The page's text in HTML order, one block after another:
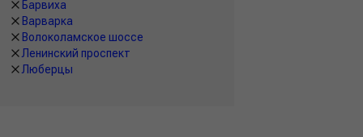
Барвиха
Варварка
Волоколамское шоссе
Ленинский проспект
Люберцы